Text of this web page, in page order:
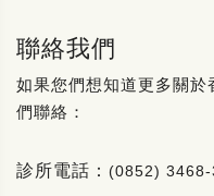
聯絡我們
如果您們想知道更多關
們聯絡：
診所電話： (0852) 3468-